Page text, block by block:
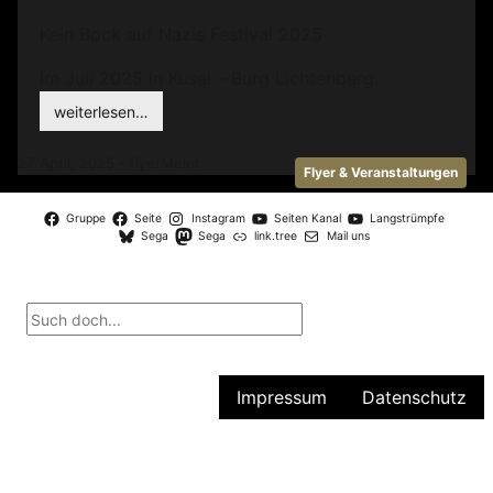
weiterlesen…
Flyer & Veranstaltungen
Gruppe Seite Instagram Seiten Kanal
Langstrümpfe
Sega
Sega link.tree Mail uns
Impressum Datenschutz